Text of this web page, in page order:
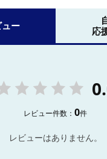
ー
応
レビュー件数：0件
レビューはありません。